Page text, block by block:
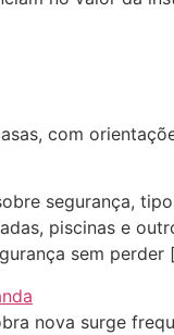
com
segurança,
piscinas e
sem perder
nova surge